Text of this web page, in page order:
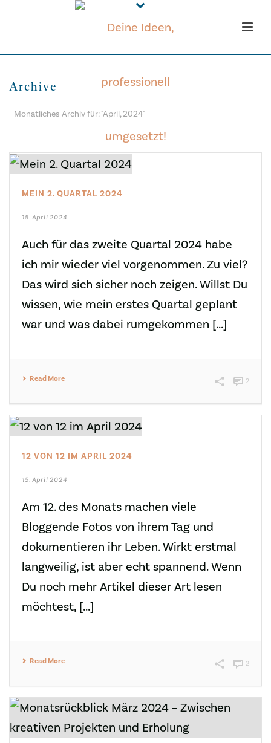
Archive
Monatliches Archiv für: "April, 2024"
MEIN 2. QUARTAL 2024
15. April 2024
Auch für das zweite Quartal 2024 habe
ich mir wieder viel vorgenommen. Zu viel?
Das wird sich sicher noch zeigen. Willst Du
wissen, wie mein erstes Quartal geplant
war und was dabei rumgekommen [...]
Read More 2
12 VON 12 IM APRIL 2024
15. April 2024
Am 12. des Monats machen viele
Bloggende Fotos von ihrem Tag und
dokumentieren ihr Leben. Wirkt erstmal
langweilig, ist aber echt spannend. Wenn
Du noch mehr Artikel dieser Art lesen
möchtest, [...]
Read More 2